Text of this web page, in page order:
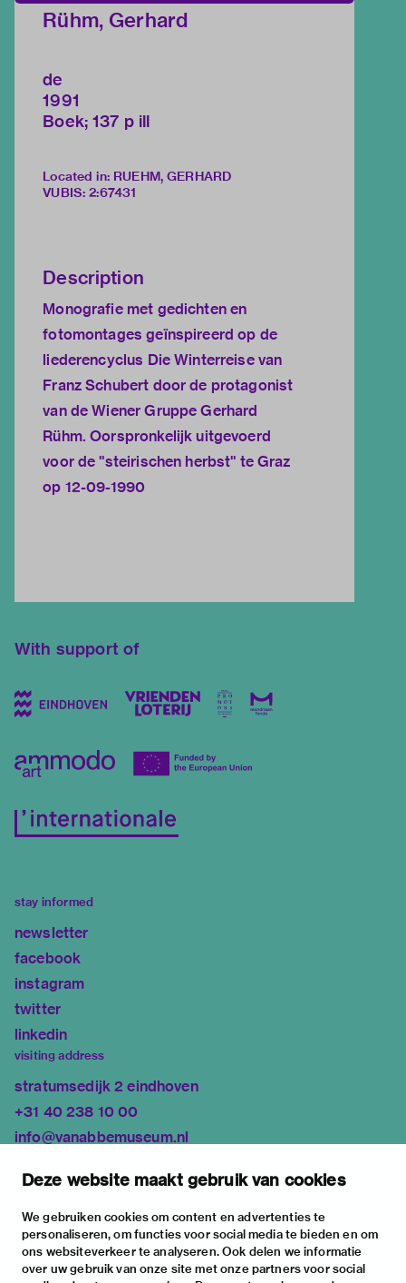
Deze website maakt gebruik van cookies
We gebruiken cookies om content en advertenties te
personaliseren, om functies voor social media te bieden en om
ons websiteverkeer te analyseren. Ook delen we informatie
over uw gebruik van onze site met onze partners voor social
Rühm, Gerhard
de
1991
Boek; 137 p ill
Located in: RUEHM, GERHARD
VUBIS: 2:67431
Description
Monografie met gedichten en
fotomontages geïnspireerd op de
liederencyclus Die Winterreise van
Franz Schubert door de protagonist
van de Wiener Gruppe Gerhard
Rühm. Oorspronkelijk uitgevoerd
voor de "steirischen herbst" te Graz
op 12-09-1990
With support of
stay informed
newsletter
facebook
instagram
twitter
linkedin
visiting address
stratumsedijk 2 eindhoven
+31 40 238 10 00
info@vanabbemuseum.nl
exhibitions
activities
practical information
about